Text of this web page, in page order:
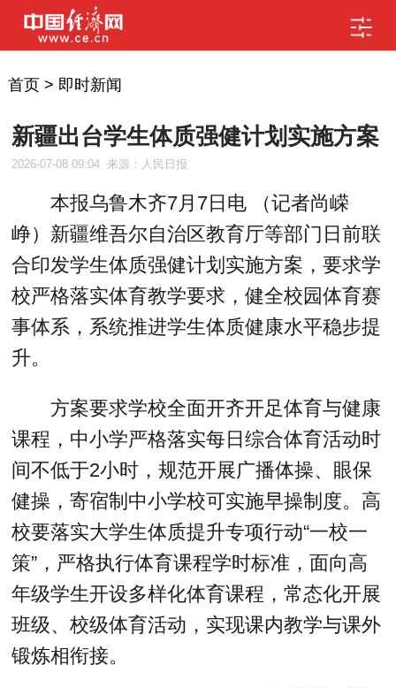
首页> 即时新闻
新疆出台学生体质强健计划实施方案
2026-07-08 09:04 来源：人民日报
本报乌鲁木齐7月7日电 （记者尚嵘
峥）新疆维吾尔自治区教育厅等部门日前联
合印发学生体质强健计划实施方案，要求学
校严格落实体育教学要求，健全校园体育赛
事体系，系统推进学生体质健康水平稳步提
升。
方案要求学校全面开齐开足体育与健康
课程，中小学严格落实每日综合体育活动时
间不低于2小时，规范开展广播体操、眼保
健操，寄宿制中小学校可实施早操制度。高
校要落实大学生体质提升专项行动“一校一
策”，严格执行体育课程学时标准，面向高
年级学生开设多样化体育课程，常态化开展
班级、校级体育活动，实现课内教学与课外
锻炼相衔接。